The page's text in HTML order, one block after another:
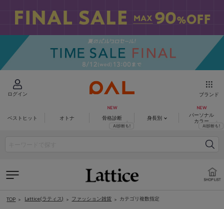
ログイン ブランド
ベストヒット オトナ 骨格診断 身長別
パーソナル
カラー
TOP Lattice(ラティス) ファッション雑貨 カテゴリ複数指定